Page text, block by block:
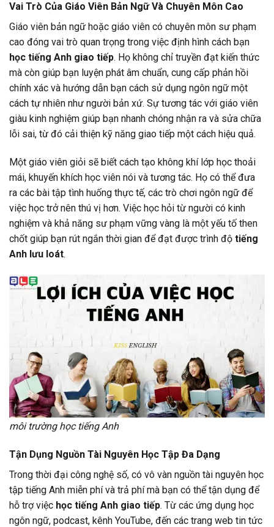
Vai Trò Của Giáo Viên Bản Ngữ Và Chuyên Môn Cao
Giáo viên bản ngữ hoặc giáo viên có chuyên môn sư phạm
cao đóng vai trò quan trọng trong việc định hình cách bạn
học tiếng Anh giao tiếp. Họ không chỉ truyền đạt kiến thức
mà còn giúp bạn luyện phát âm chuẩn, cung cấp phản hồi
chính xác và hướng dẫn bạn cách sử dụng ngôn ngữ một
cách tự nhiên như người bản xứ. Sự tương tác với giáo viên
giàu kinh nghiệm giúp bạn nhanh chóng nhận ra và sửa chữa
lỗi sai, từ đó cải thiện kỹ năng giao tiếp một cách hiệu quả.
Một giáo viên giỏi sẽ biết cách tạo không khí lớp học thoải
mái, khuyến khích học viên nói và tương tác. Họ có thể đưa
ra các bài tập tình huống thực tế, các trò chơi ngôn ngữ để
việc học trở nên thú vị hơn. Việc học hỏi từ người có kinh
nghiệm và khả năng sư phạm vững vàng là một yếu tố then
chốt giúp bạn rút ngắn thời gian để đạt được trình độ tiếng
Anh lưu loát.
môi trường học tiếng Anh
Tận Dụng Nguồn Tài Nguyên Học Tập Đa Dạng
Trong thời đại công nghệ số, có vô vàn nguồn tài nguyên học
tập tiếng Anh miễn phí và trả phí mà bạn có thể tận dụng để
hỗ trợ việc học tiếng Anh giao tiếp. Từ các ứng dụng học
ngôn ngữ, podcast, kênh YouTube, đến các trang web tin tức